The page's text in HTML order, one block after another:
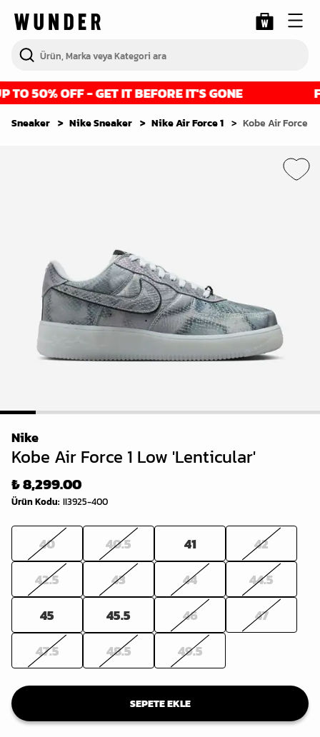
50% OFF - GET IT BEFORE IT'S GONE
Sneaker Nike Sneaker Nike Air Force 1 Kobe Air Force
1 2 3 4 5 6 7 8 9
Nike
Kobe Air Force 1 Low 'Lenticular'
₺ 8,299.00
Ürün Kodu: II3925-400
40 40.5 41
42
42.5
43 44
44.5
45
45.5 46
47
47.5
48.5 49.5
SEPETE EKLE